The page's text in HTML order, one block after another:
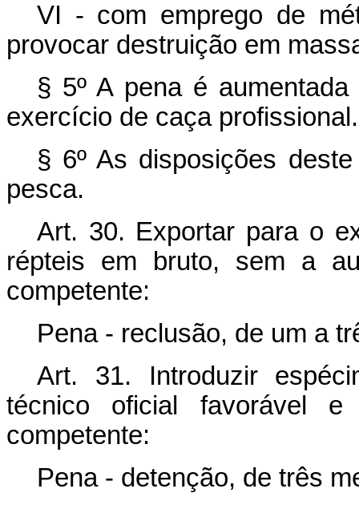
VI - com emprego de
provocar destruição em
§ 5º A pena é
exercício de caça profissional.
§ 6º As disposições
pesca.
Art. 30. Exportar para o
répteis em bruto, sem a
competente:
Pena - reclusão, de um a
Art. 31. Introduzir
técnico oficial favorável e
competente:
Pena - detenção, de três